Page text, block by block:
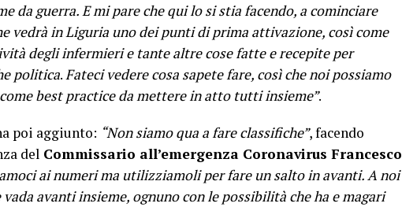
da guerra. E mi pare che qui lo si stia facendo, a cominciare
vedrà in Liguria uno dei punti di prima attivazione, così come
degli infermieri e tante altre cose fatte e recepite per
politica.Fateci vedere cosa sapete fare, così che noi possiamo
best practice da mettere in atto tutti insieme”.
poi aggiunto: “Non siamo qua a fare classifiche”, facendo
del Commissario all’emergenza Coronavirus Francesco
ai numeri ma utilizziamoli per fare un salto in avanti. A noi
avanti insieme, ognuno con le possibilità che ha e magari